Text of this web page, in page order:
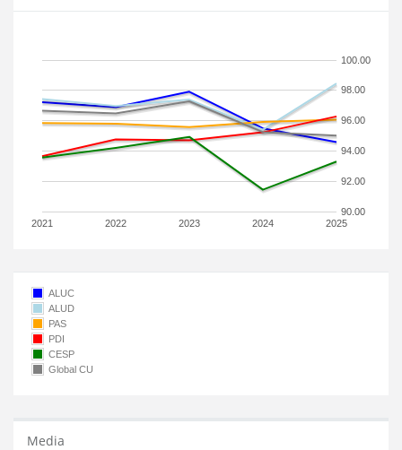
2021 2022 2023 2024 2025
90.00
92.00
94.00
96.00
98.00
100.00
ALUC
ALUD
PAS
PDI
CESP
Global CU
Media